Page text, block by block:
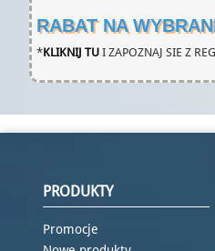
RABAT NA
*KLIKNIJ TU I ZAPOZNAJ SIE Z
PRODUKTY
Promocje